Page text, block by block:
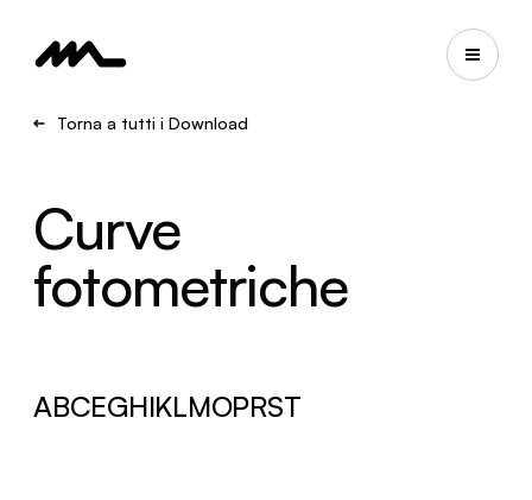
Torna a tutti i Download
Curve
fotometriche
ABCEGHIKLMOPRST